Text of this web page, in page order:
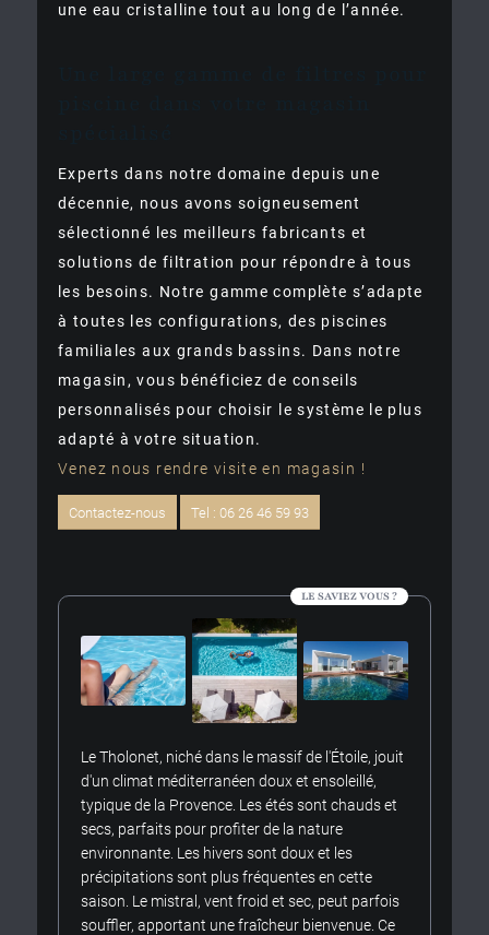
une eau cristalline tout au long de l’année.
Experts dans notre domaine depuis une
décennie, nous avons soigneusement
sélectionné les meilleurs fabricants et
solutions de filtration pour répondre à tous
les besoins. Notre gamme complète s’adapte
à toutes les configurations, des piscines
familiales aux grands bassins. Dans notre
magasin, vous bénéficiez de conseils
personnalisés pour choisir le système le plus
adapté à votre situation.
Venez nous rendre visite en magasin !
Contactez-nous Tel : 06 26 46 59 93
LE SAVIEZ VOUS ?
Le Tholonet, niché dans le massif de l'Étoile, jouit
d'un climat méditerranéen doux et ensoleillé,
typique de la Provence. Les étés sont chauds et
secs, parfaits pour profiter de la nature
environnante. Les hivers sont doux et les
précipitations sont plus fréquentes en cette
saison. Le mistral, vent froid et sec, peut parfois
souffler, apportant une fraîcheur bienvenue. Ce